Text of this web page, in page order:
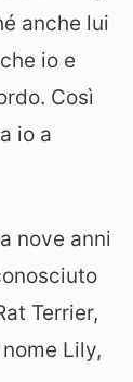
anche lui
io e
Così
io a
nove anni
Terrier,
Lily,